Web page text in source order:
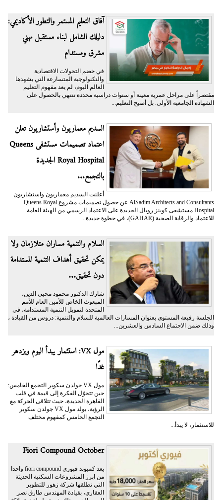
آفاق التعليم المستمر والتطور الأكاديمي:
دليلك الشامل لبناء مستقبل مهني
مشرق ومستدام
في خضم التحولات الاقتصادية
والتكنولوجية المتسارعة التي يشهدها
العالم اليوم، لم يعد مفهوم التعليم
مقتصراً على مراحل عمرية معينة أو سنوات دراسية محددة تنتهي بالحصول على
الشهادة الجامعية الأولى. بل أصبح التعليم...
السديم معماريون وأستشاريون تعلن
اعتماد تصميمات مستشفى Queens
Royal Hospital الجديدة
بالتجمع...
أعلنت السديم معماريون واستشاريون
AlSadim Architects and Consultants عن حصول تصميمات مشروع Queens Royal
Hospital مستشفى كوينز رويال الجديدة على الاعتماد الرسمي من الهيئة العامة
للاعتماد والرقابة الصحية (GAHAR)، في خطوة جديدة...
السلام والتنمية مساران متلازمان ولا
يمكن تحقيق أهداف التنمية المستدامة
دون تحقيق...
شارك الدكتور محمود محيي الدين،
المبعوث الخاص للأمين العام للأمم
المتحدة لتمويل التنمية المستدامة، في
الجلسة رفيعة المستوى بعنوان المسارات العالمية للسلام والتنمية: دروس من القيادة ،
وذلك ضمن الاجتماع السادس والعشرين...
مول VX: استثمار يبدأ اليوم ويزدهر
غدًا
مول VX جولدن سكوير التجمع الخامس:
حين تتحوّل الفكرة إلى قيمة في قلب
القاهرة الجديدة، حيث تتلاقى الحركة مع
الرؤية، يولد مول VX جولدن سكوير
التجمع الخامس كمفهوم مختلف
للاستثمار، لا يبدأ...
Fiori Compound October
يعد كمبوند فيوري fiori compound واحدا
من ابرز المشروعات السكنية الحديثة
التي تطلقها شركة زهور للتطوير
العقاري، بقيادة المهندس طارق نصر